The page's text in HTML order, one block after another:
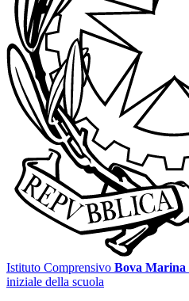
Istituto Comprensivo Bova Marina
iniziale della scuola